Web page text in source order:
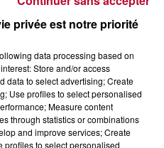
CRÉATION S'EXPOSE
visites au pas de charge
l’Artisanat Occitanie
vivante :...
privée est notre priorité
data processing based on
Store and/or access
data to select advertising; Create
Use profiles to select personalised
Measure content
through statistics or combinations
and improve services; Create
profiles to select personalised